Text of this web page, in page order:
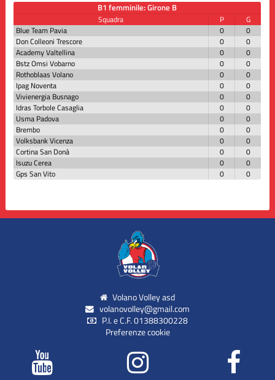
B1 femminile: Girone B
Squadra P
G
Blue Team Pavia
0
0
Don Colleoni Trescore
0
0
Academy Valtellina
0
0
Bstz Omsi Vobarno
0
0
Rothoblaas Volano
0
0
Ipag Noventa
0
0
Vivienergia Busnago
0
0
Idras Torbole Casaglia
0
0
Usma Padova
0
0
Brembo
0
0
Volksbank Vicenza
0
0
Cortina San Donà
0
0
Isuzu Cerea
0
0
Gps San Vito
0 0
Volano Volley asd
volanovolley@gmail.com
P.I. e C.F. 01388300228
Preferenze cookie